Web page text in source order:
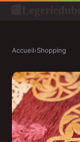
Accueil›Shopping